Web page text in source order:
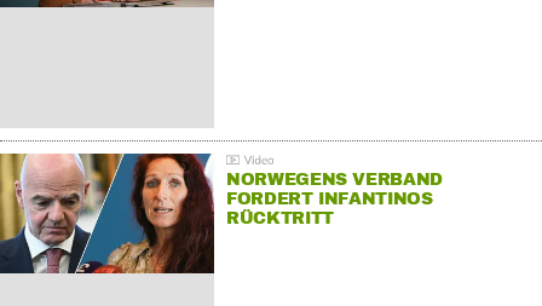
NORWEGENS VERBAND
FORDERT INFANTINOS
RÜCKTRITT